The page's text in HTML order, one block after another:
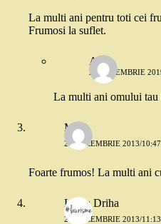
La multi ani pentru toti cei
Frumosi la suflet.
Anca
29 DECEMBRIE
La multi ani omului
Mili
29 DECEMBRIE 2013/
Foarte frumos! La multi ani
Laura Driha
29 DECEMBRIE 2013/